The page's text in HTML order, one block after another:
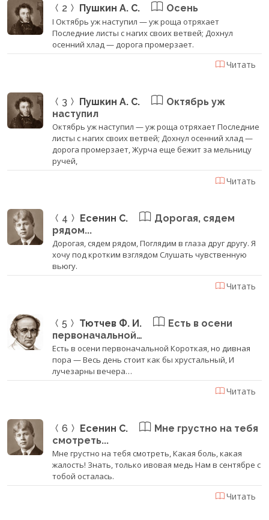
2 Пушкин А. С. Осень
I Октябрь уж наступил — уж роща отряхает
Последние листы с нагих своих ветвей; Дохнул
осенний хлад — дорога промерзает.
Читать
3 Пушкин А. С.
Октябрь уж
наступил
Октябрь уж наступил — уж роща отряхает Последние
листы с нагих своих ветвей; Дохнул осенний хлад —
дорога промерзает, Журча еще бежит за мельницу
ручей,
Читать
4 Есенин С.
Дорогая, сядем
рядом...
Дорогая, сядем рядом, Поглядим в глаза друг другу. Я
хочу под кротким взглядом Слушать чувственную
вьюгу.
Читать
5 Тютчев Ф. И.
Есть в осени
первоначальной…
Есть в осени первоначальной Короткая, но дивная
пора — Весь день стоит как бы хрустальный, И
лучезарны вечера…
Читать
6 Есенин С.
Мне грустно на тебя
смотреть...
Мне грустно на тебя смотреть, Какая боль, какая
жалость! Знать, только ивовая медь Нам в сентябре с
тобой осталась.
Читать